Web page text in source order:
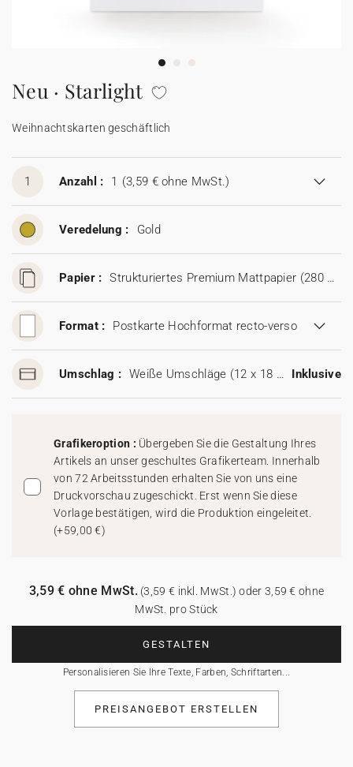
Aufkleber
Neu · Starlight
Weihnachtskarten geschäftlich
1 Anzahl : 1 (3,59 € ohne MwSt.)
Veredelung : Gold
Papier : Strukturiertes Premium Mattpapier (280 g/m²)
Format : Postkarte Hochformat recto-verso
Umschlag : Weiße Umschläge (12 x 18 cm) Inklusive
Grafikeroption : Übergeben Sie die Gestaltung Ihres
Artikels an unser geschultes Grafikerteam. Innerhalb
von 72 Arbeitsstunden erhalten Sie von uns eine
Druckvorschau zugeschickt. Erst wenn Sie diese
Vorlage bestätigen, wird die Produktion eingeleitet.
(+59,00 €)
GESTALTEN
Personalisieren Sie Ihre Texte, Farben, Schriftarten...
3,59 € ohne MwSt.(3,59 € inkl. MwSt.) oder 3,59 € ohne
MwSt. pro Stück
PREISANGEBOT ERSTELLEN